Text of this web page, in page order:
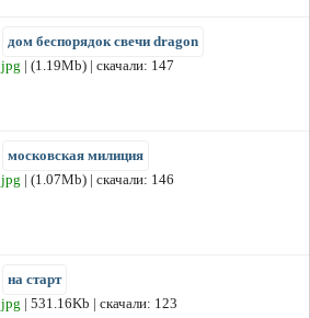
дом беспорядок свечи dragon
jpg | (1.19Mb) | скачали: 147
московская милиция
jpg | (1.07Mb) | скачали: 146
на старт
jpg | 531.16Kb | скачали: 123